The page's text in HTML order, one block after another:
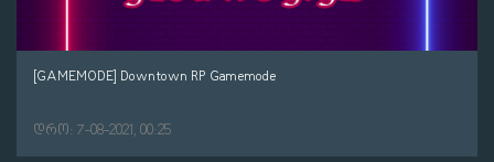
[GAMEMODE] Downtown RP Gamemode
დრო: 7-08-2021, 00:25